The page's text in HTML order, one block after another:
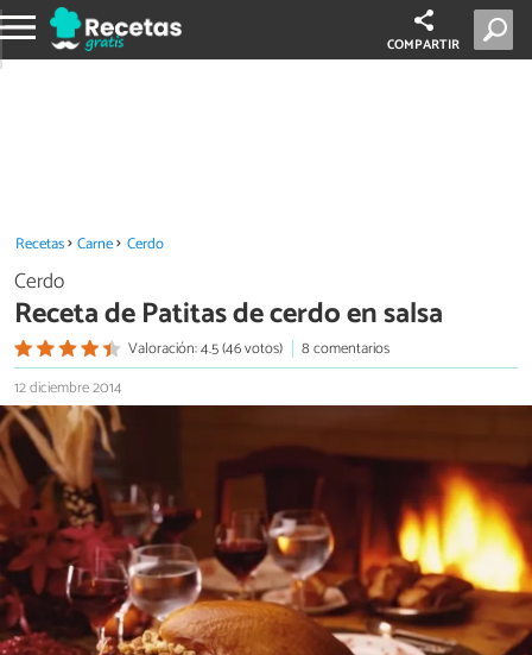
COMPARTIR
Recetas Carne Cerdo
Cerdo
Receta de Patitas de cerdo en salsa
Valoración: 4.5 (46 votos)
8 comentarios
12 diciembre 2014